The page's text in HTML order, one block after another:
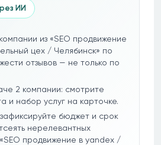
ИИ
из «SEO продвижение
цех / Челябинск» по
отзывов — не только по
2 компании: смотрите
и набор услуг на карточке.
бюджет и срок
нерелевантных
продвижение в yandex /